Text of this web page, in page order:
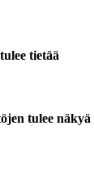
tietää
tulee näkyä